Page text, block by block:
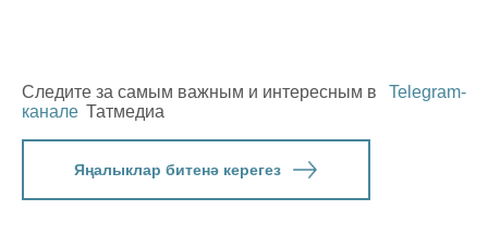
Следите за самым важным и интересным в
Telegram-
канале Татмедиа
Яңалыклар битенә керегез